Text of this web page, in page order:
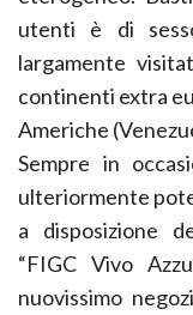
utenti è di
largamente
continenti extra
Americhe
Sempre in
ulteriormente
a disposizione
“FIGC Vivo
nuovissimo